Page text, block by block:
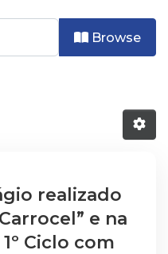
Browse
realizado
e na
Ciclo com